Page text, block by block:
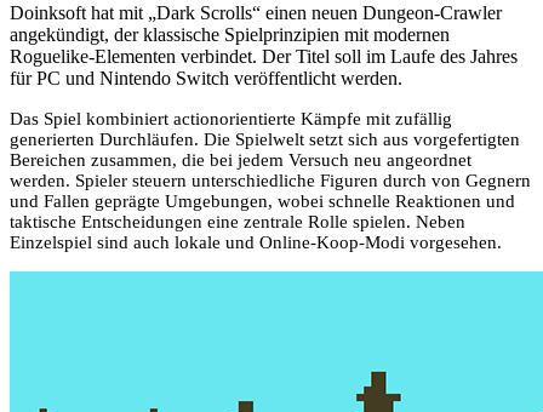
Doinksoft hat mit „Dark Scrolls“ einen neuen Dungeon-Crawler
angekündigt, der klassische Spielprinzipien mit modernen
Roguelike-Elementen verbindet. Der Titel soll im Laufe des Jahres
für PC und Nintendo Switch veröffentlicht werden.
Das Spiel kombiniert actionorientierte Kämpfe mit zufällig
generierten Durchläufen. Die Spielwelt setzt sich aus vorgefertigten
Bereichen zusammen, die bei jedem Versuch neu angeordnet
werden. Spieler steuern unterschiedliche Figuren durch von Gegnern
und Fallen geprägte Umgebungen, wobei schnelle Reaktionen und
taktische Entscheidungen eine zentrale Rolle spielen. Neben
Einzelspiel sind auch lokale und Online-Koop-Modi vorgesehen.